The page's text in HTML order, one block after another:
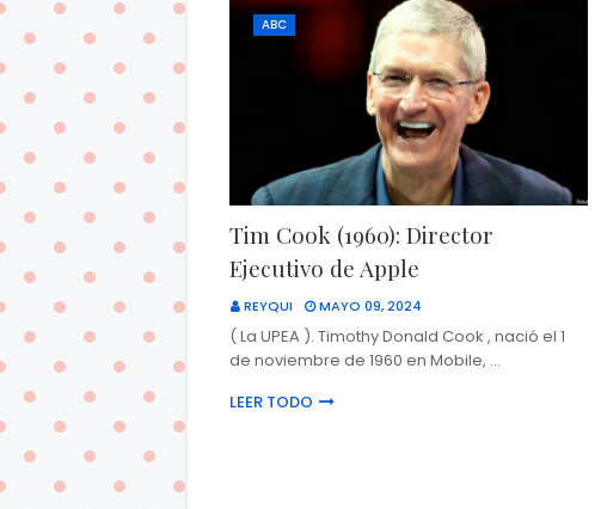
ABC
Tim Cook (1960): Director
Ejecutivo de Apple
REYQUI MAYO 09, 2024
( La UPEA ). Timothy Donald Cook , nació el 1
de noviembre de 1960 en Mobile, …
LEER TODO